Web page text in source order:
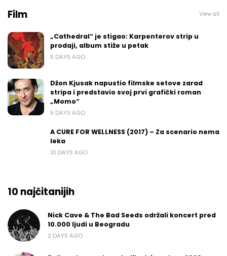
Film View all
„Cathedral“ je stigao: Karpenterov strip u
prodaji, album stiže u petak
5 DAYS AGO
Džon Kjusak napustio filmske setove zarad
stripa i predstavio svoj prvi grafički roman
„Momo“
5 DAYS AGO
A CURE FOR WELLNESS (2017) – Za scenario nema
leka
10 DAYS AGO
10 najčitanijih
Nick Cave & The Bad Seeds održali koncert pred
10.000 ljudi u Beogradu
2 DAYS AGO